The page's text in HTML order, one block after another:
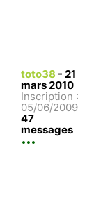
toto38 - 21
mars 2010
Inscription :
05/06/2009
47
messages